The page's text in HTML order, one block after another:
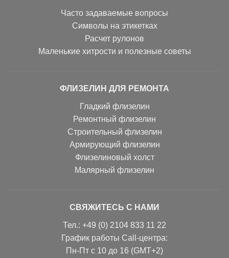
Часто задаваемые вопросы
Символы на этикетках
Расчет рулонов
Маленькие хитрости и полезные советы
ФЛИЗЕЛИН ДЛЯ РЕМОНТА
Гладкий флизелин
Ремонтный флизелин
Строительный флизелин
Армирующий флизелин
Флизелиновый холст
Малярный флизелин
СВЯЖИТЕСЬ С НАМИ
Тел.: +49 (0) 2104 833 11 22
График работы Call-центра:
Пн-Пт с 10 до 16 (GMT+2)